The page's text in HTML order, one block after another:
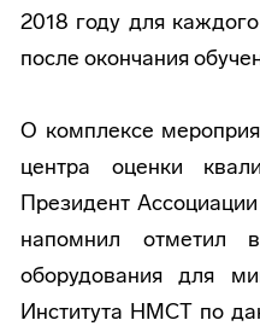
2018 году для
после окончания
О комплексе
центра оценки
Президент
напомнил отметил
оборудования для
Института НМСТ по